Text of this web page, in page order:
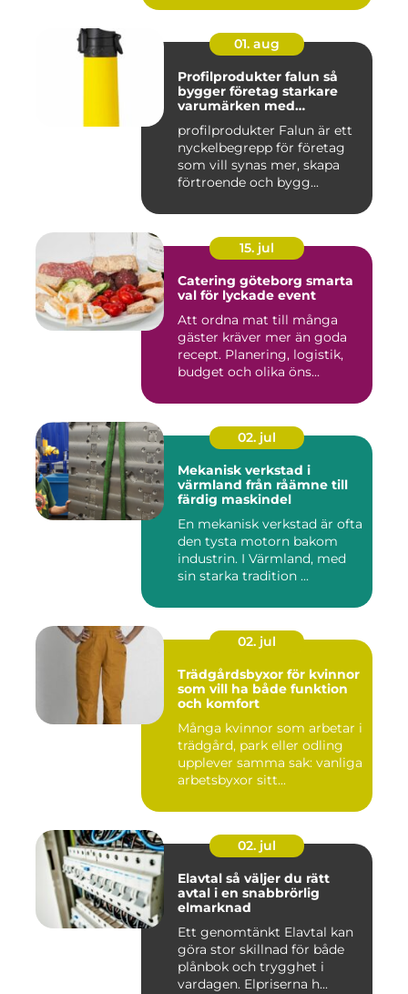
01. aug
Profilprodukter falun så
bygger företag starkare
varumärken med
profilprodukter Falun är ett
nyckelbegrepp för företag
som vill synas mer, skapa
förtroende och bygg...
15. jul
Catering göteborg smarta
val för lyckade event
Att ordna mat till många
gäster kräver mer än goda
recept. Planering, logistik,
budget och olika öns...
02. jul
Mekanisk verkstad i
värmland från råämne till
färdig maskindel
En mekanisk verkstad är ofta
den tysta motorn bakom
industrin. I Värmland, med
sin starka tradition ...
02. jul
Trädgårdsbyxor för kvinnor
som vill ha både funktion
och komfort
Många kvinnor som arbetar i
trädgård, park eller odling
upplever samma sak: vanliga
arbetsbyxor sitt...
02. jul
Elavtal så väljer du rätt
avtal i en snabbrörlig
elmarknad
Ett genomtänkt Elavtal kan
göra stor skillnad för både
plånbok och trygghet i
vardagen. Elpriserna h...